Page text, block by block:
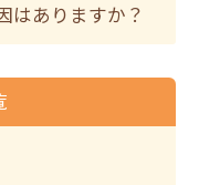
はありますか？